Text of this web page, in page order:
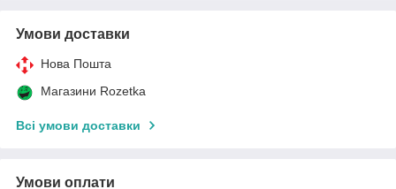
Умови доставки
Нова Пошта
Магазини Rozetka
Всі умови доставки
Умови оплати